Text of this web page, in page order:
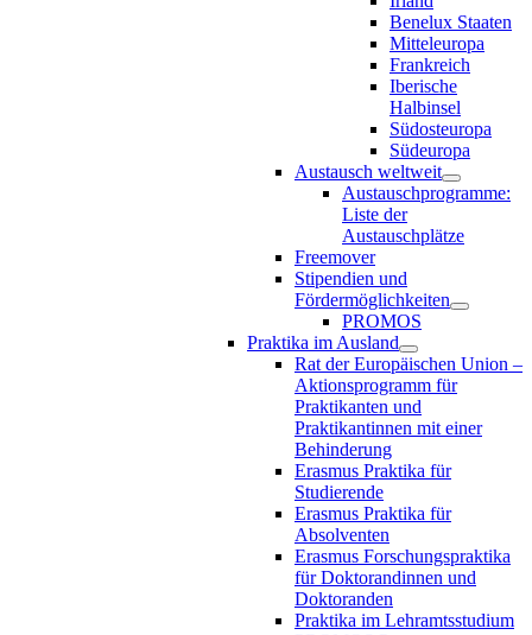
Benelux Staaten
Mitteleuropa
Frankreich
Iberische
Halbinsel
Südosteuropa
Südeuropa
Austausch weltweit
Austauschprogramme:
Liste der
Austauschplätze
Freemover
Stipendien und
Fördermöglichkeiten
PROMOS
Praktika im Ausland
Rat der Europäischen Union –
Aktionsprogramm für
Praktikanten und
Praktikantinnen mit einer
Behinderung
Erasmus Praktika für
Studierende
Erasmus Praktika für
Absolventen
Erasmus Forschungspraktika
für Doktorandinnen und
Doktoranden
Praktika im Lehramtsstudium